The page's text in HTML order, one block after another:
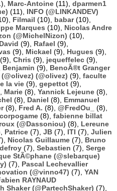
Marc-Antoine (11), dparmen1
(11), INFO (@LINKANDEV)
Filmail (10), babar(10),
Marques (10), Nicolas Andre
(@MichelNizon) (10),
David (9), Rafael (9),
(9), Mickael (9), Hugues (9),
(9), Chris (9), jequeffelec (9),
Benjamin (9), BenoÃ®t Granger
(@olivez) (@olivez) (9), faculte
la vie (9), gepettot (9),
Marie (8), Yannick Lejeune (8),
(8), Daniel (8), Emmanuel
(8), Fred A. (8), @FredOu_
(8),
(8), fabienne billat
(@Dassoniou) (8), Lereune
Patrice (7), JB (7), ITI (7), Julien
Nicolas Guillaume (7), Bruno
(7), Sebastien (7), Serge
StÃ©phane (@slebarque)
(7), Pascal Lechevallier
(@vinno47) (7), YAN
RAYNAUD
Shaker (@PartechShaker) (7),